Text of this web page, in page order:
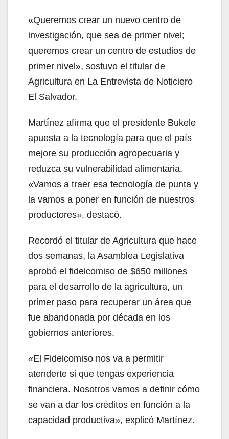
«Queremos crear un nuevo centro de
investigación, que sea de primer nivel;
queremos crear un centro de estudios de
primer nivel», sostuvo el titular de
Agricultura en La Entrevista de Noticiero
El Salvador.
Martínez afirma que el presidente Bukele
apuesta a la tecnología para que el país
mejore su producción agropecuaria y
reduzca su vulnerabilidad alimentaria.
«Vamos a traer esa tecnología de punta y
la vamos a poner en función de nuestros
productores», destacó.
Recordó el titular de Agricultura que hace
dos semanas, la Asamblea Legislativa
aprobó el fideicomiso de $650 millones
para el desarrollo de la agricultura, un
primer paso para recuperar un área que
fue abandonada por década en los
gobiernos anteriores.
«El Fideicomiso nos va a permitir
atenderte si que tengas experiencia
financiera. Nosotros vamos a definir cómo
se van a dar los créditos en función a la
capacidad productiva», explicó Martínez.